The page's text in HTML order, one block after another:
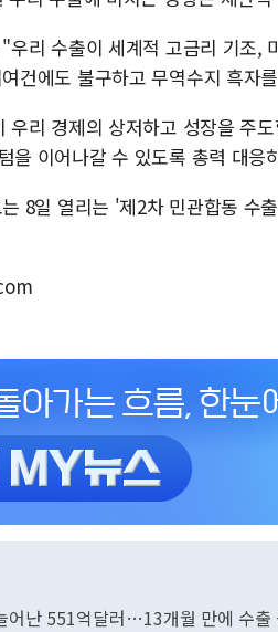
우리 수출이 세계적 고금리 기조,
건에도 불구하고 무역수지 흑자
우리 경제의 상저하고 성장을 주
을 이어나갈 수 있도록 총력 대응
8일 열리는 '제2차 민관합동 수
어난 551억달러…13개월 만에 수출